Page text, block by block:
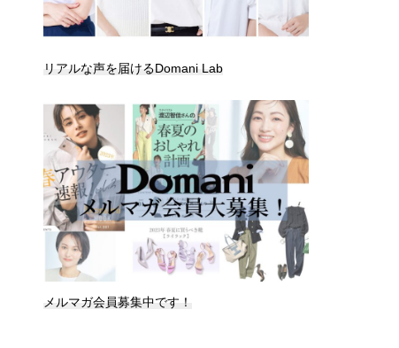
リアルな声を届けるDomani Lab
メルマガ会員募集中です！